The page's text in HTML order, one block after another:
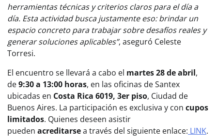
herramientas técnicas y criterios claros para el día a
día. Esta actividad busca justamente eso: brindar un
espacio concreto para trabajar sobre desafíos reales y
generar soluciones aplicables”, aseguró Celeste
Torresi.
El encuentro se llevará a cabo el martes 28 de abril,
de9:30 a 13:00 horas, en las oficinas de Santex
ubicadas en Costa Rica 6019, 3er piso, Ciudad de
Buenos Aires. La participación es exclusiva y con cupos
limitados. Quienes deseen asistir
pueden acreditarsea través del siguiente enlace: LINK.